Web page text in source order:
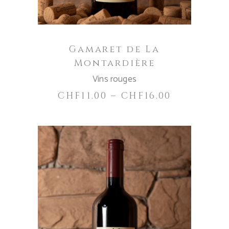
options
peuvent
choisies
sur
la
page
Gamaret de La
Montardière
Vins rouges
CHF 11.00 – CHF 16.00